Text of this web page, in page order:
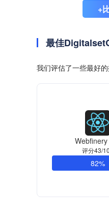
+
最佳
我们评估了一些最好
Webfinery
评分43/
82%